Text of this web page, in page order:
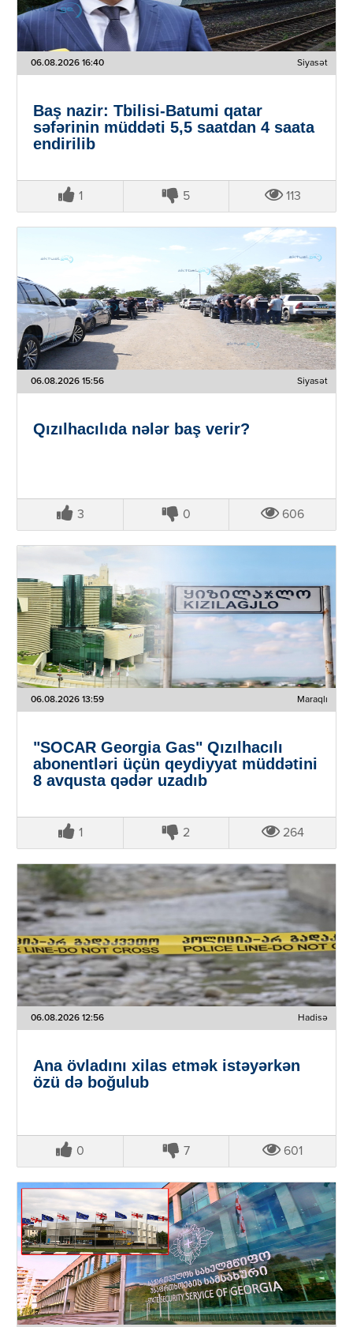
06.08.2026 16:40 Siyasət
Baş nazir: Tbilisi-Batumi qatar
səfərinin müddəti 5,5 saatdan 4 saata
endirilib
1 5 113
06.08.2026 15:56 Siyasət
Qızılhacılıda nələr baş verir?
3 0 606
06.08.2026 13:59 Maraqlı
"SOCAR Georgia Gas" Qızılhacılı
abonentləri üçün qeydiyyat müddətini
8 avqusta qədər uzadıb
1 2 264
06.08.2026 12:56 Hadisə
Ana övladını xilas etmək istəyərkən
özü də boğulub
0 7 601